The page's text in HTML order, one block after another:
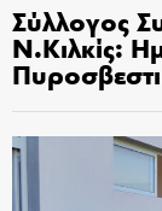
Σύλλογος
Ν.Κιλκίς: